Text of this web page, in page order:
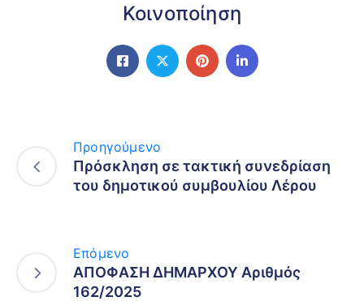
Κοινοποίηση
Προηγούμενο
Πρόσκληση σε τακτική συνεδρίαση
του δημοτικού συμβουλίου Λέρου
Επόμενο
ΑΠΟΦΑΣΗ ΔΗΜΑΡΧΟΥ Αριθμός
162/2025